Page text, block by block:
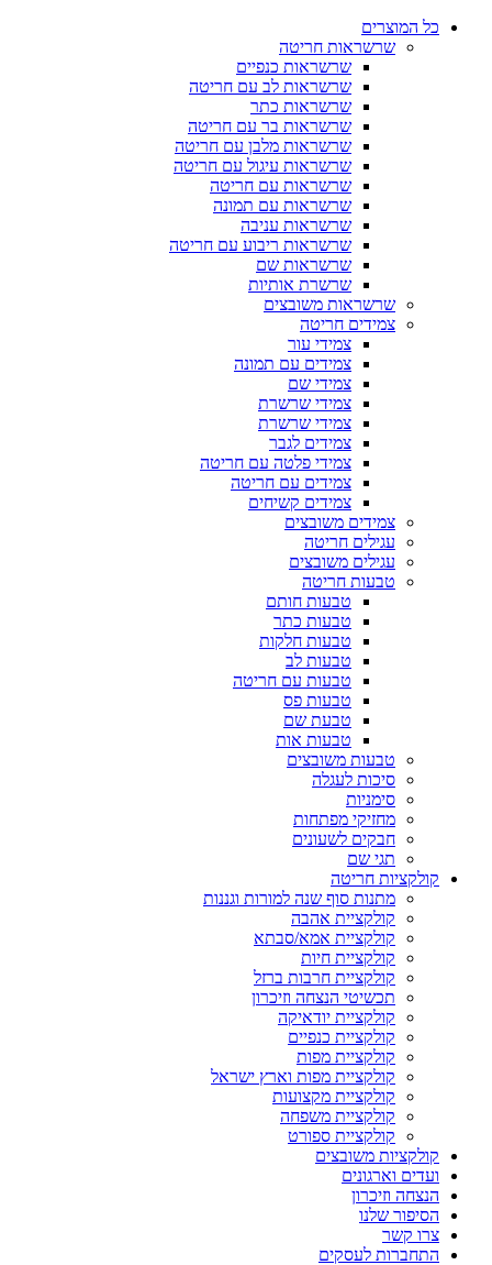
כל המוצרים
שרשראות חריטה
שרשראות כנפיים
שרשראות לב עם חריטה
שרשראות כתר
שרשראות בר עם חריטה
שרשראות מלבן עם חריטה
שרשראות עיגול עם חריטה
שרשראות עם חריטה
שרשראות עם תמונה
שרשראות עניבה
שרשראות ריבוע עם חריטה
שרשראות שם
שרשרת אותיות
שרשראות משובצים
צמידים חריטה
צמידי עור
צמידים עם תמונה
צמידי שם
צמידי שרשרת
צמידי שרשרת
צמידים לגבר
צמידי פלטה עם חריטה
צמידים עם חריטה
צמידים קשיחים
צמידים משובצים
עגילים חריטה
עגילים משובצים
טבעות חריטה
טבעות חותם
טבעות כתר
טבעות חלקות
טבעות לב
טבעות עם חריטה
טבעות פס
טבעת שם
טבעות אות
טבעות משובצים
סיכות לעגלה
סימניות
מחזיקי מפתחות
חבקים לשעונים
תגי שם
קולקציות חריטה
מתנות סוף שנה למורות וגננות
קולקציית אהבה
קולקציית אמא/סבתא
קולקציית חיות
קולקציית חרבות ברזל
תכשיטי הנצחה וזיכרון
קולקציית יודאיקה
קולקציית כנפיים
קולקציית מפות
קולקציית מפות וארץ ישראל
קולקציית מקצועות
קולקציית משפחה
קולקציית ספורט
קולקציות משובצים
ועדים וארגונים
הנצחה וזיכרון
הסיפור שלנו
צרו קשר
התחברות לעסקים